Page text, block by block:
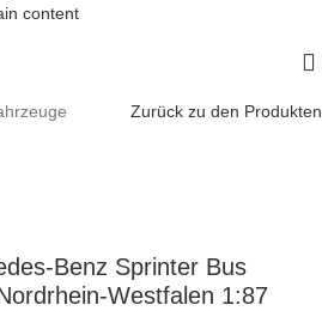
content
Zurück zu den Produkten
Benz Sprinter Bus
Westfalen 1:87